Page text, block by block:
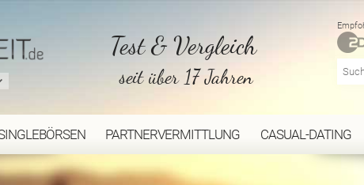
Test & Vergleich
seit über 17 Jahren
PARTNERVERMITTLUNG CASUAL-DATING